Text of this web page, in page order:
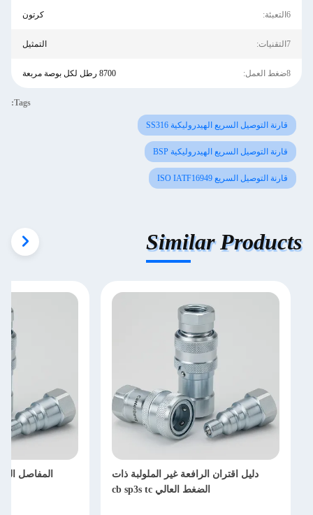
6التعبئة: كرتون
7التقنيات: التمثيل
8ضغط العمل: 8700 رطل لكل بوصة مربعة
Tags:
قارنة التوصيل السريع الهيدروليكية SS316
قارنة التوصيل السريع الهيدروليكية BSP
قارنة التوصيل السريع ISO IATF16949
Similar Products
دليل اقتران الرافعة غير الملولبة ذات
الضغط العالي cb sp3s tc
المفاصل